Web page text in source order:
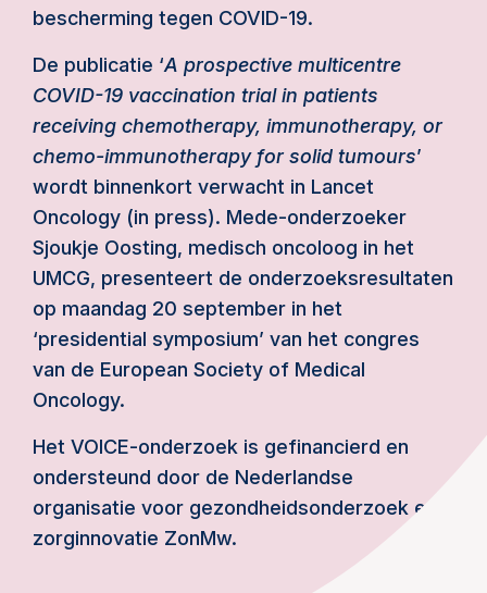
bescherming tegen COVID-19.
De publicatie ‘A prospective multicentre
COVID-19 vaccination trial in patients
receiving chemotherapy, immunotherapy, or
chemo-immunotherapy for solid tumours’
wordt binnenkort verwacht in Lancet
Oncology (in press). Mede-onderzoeker
Sjoukje Oosting, medisch oncoloog in het
UMCG, presenteert de onderzoeksresultaten
op maandag 20 september in het
‘presidential symposium’ van het congres
van de European Society of Medical
Oncology.
Het VOICE-onderzoek is gefinancierd en
ondersteund door de Nederlandse
organisatie voor gezondheidsonderzoek en
zorginnovatie ZonMw.